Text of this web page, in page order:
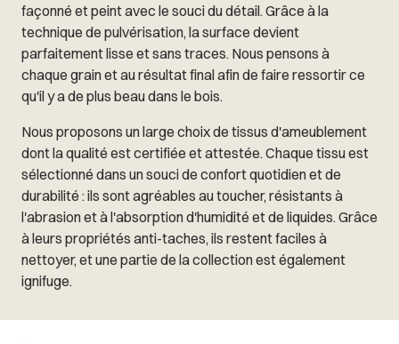
façonné et peint avec le souci du détail. Grâce à la
technique de pulvérisation, la surface devient
parfaitement lisse et sans traces. Nous pensons à
chaque grain et au résultat final afin de faire ressortir ce
qu'il y a de plus beau dans le bois.
Nous proposons un large choix de tissus d'ameublement
dont la qualité est certifiée et attestée. Chaque tissu est
sélectionné dans un souci de confort quotidien et de
durabilité : ils sont agréables au toucher, résistants à
l'abrasion et à l'absorption d'humidité et de liquides. Grâce
à leurs propriétés anti-taches, ils restent faciles à
nettoyer, et une partie de la collection est également
ignifuge.